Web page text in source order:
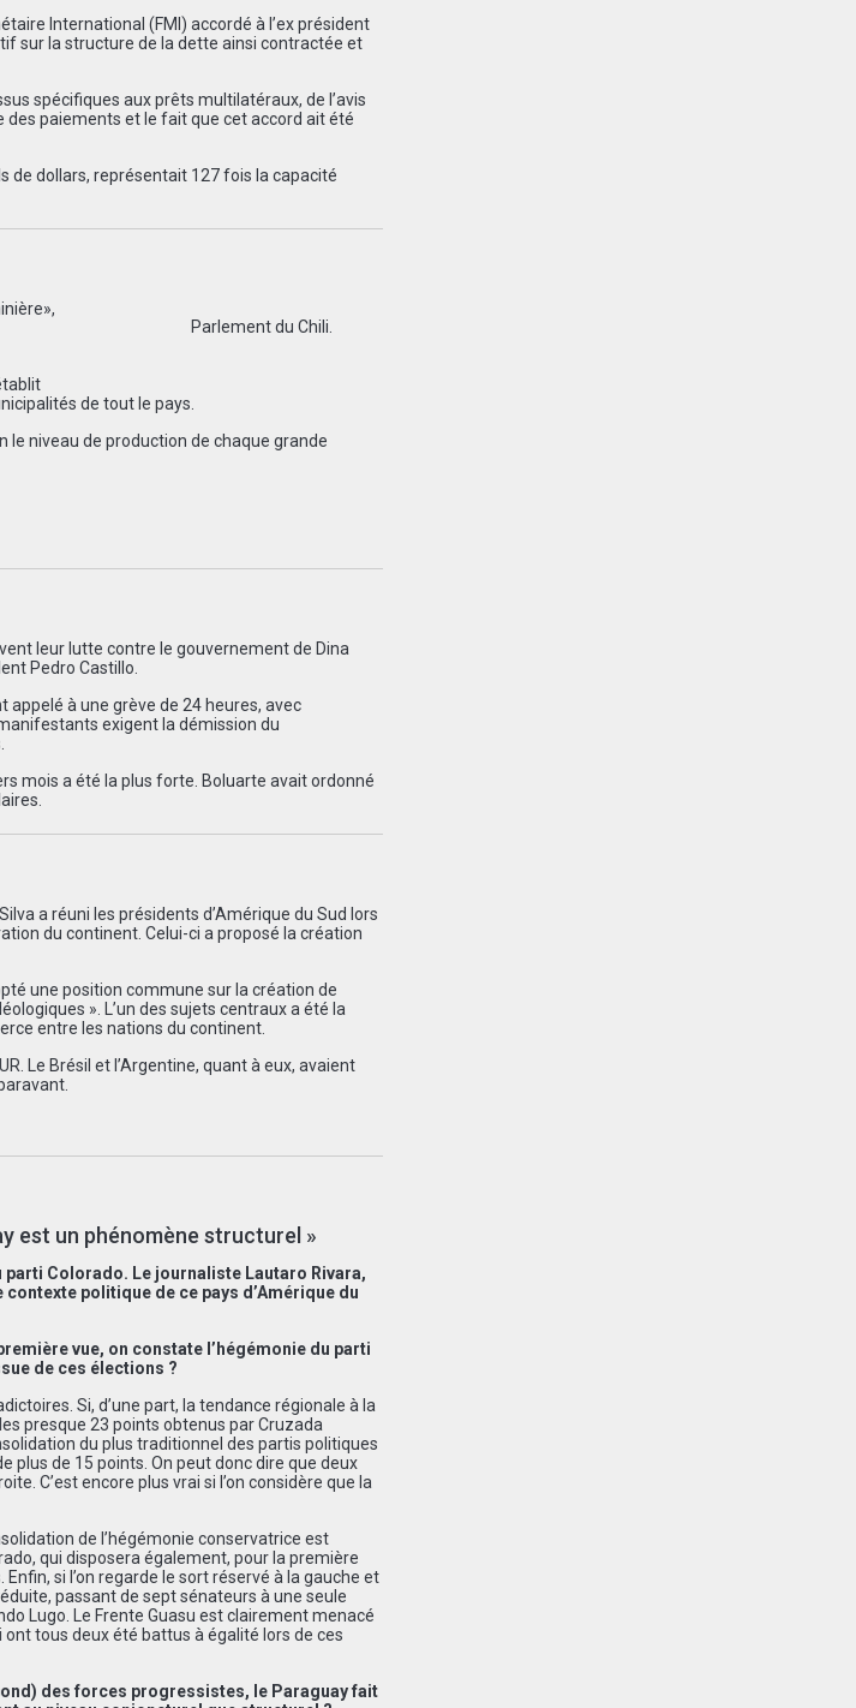
International (FMI) accordé à l’ex président
sur la structure de la dette ainsi contractée et
spécifiques aux prêts multilatéraux, de l’avis
des paiements et le fait que cet accord ait été
de dollars, représentait 127 fois la capacité
Parlement du Chili.
de tout le pays.
le niveau de production de chaque grande
leur lutte contre le gouvernement de Dina
Pedro Castillo.
à une grève de 24 heures, avec
exigent la démission du
mois a été la plus forte. Boluarte avait ordonné
a réuni les présidents d’Amérique du Sud lors
du continent. Celui-ci a proposé la création
une position commune sur la création de
». L’un des sujets centraux a été la
entre les nations du continent.
Le Brésil et l’Argentine, quant à eux, avaient
est un phénomène structurel »
Colorado. Le journaliste Lautaro Rivara,
politique de ce pays d’Amérique du
vue, on constate l’hégémonie du parti
de ces élections ?
Si, d’une part, la tendance régionale à la
presque 23 points obtenus par Cruzada
du plus traditionnel des partis politiques
plus de 15 points. On peut donc dire que deux
C’est encore plus vrai si l’on considère que la
de l’hégémonie conservatrice est
qui disposera également, pour la première
si l’on regarde le sort réservé à la gauche et
passant de sept sénateurs à une seule
Lugo. Le Frente Guasu est clairement menacé
tous deux été battus à égalité lors de ces
des forces progressistes, le Paraguay fait